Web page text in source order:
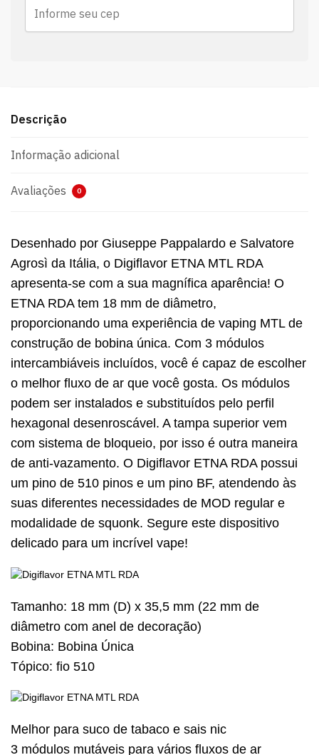
Descrição
Informação adicional
Avaliações 0
Desenhado por Giuseppe Pappalardo e Salvatore
Agrosì da Itália, o Digiflavor ETNA MTL RDA
apresenta-se com a sua magnífica aparência! O
ETNA RDA tem 18 mm de diâmetro,
proporcionando uma experiência de vaping MTL de
construção de bobina única. Com 3 módulos
intercambiáveis incluídos, você é capaz de escolher
o melhor fluxo de ar que você gosta. Os módulos
podem ser instalados e substituídos pelo perfil
hexagonal desenroscável. A tampa superior vem
com sistema de bloqueio, por isso é outra maneira
de anti-vazamento. O Digiflavor ETNA RDA possui
um pino de 510 pinos e um pino BF, atendendo às
suas diferentes necessidades de MOD regular e
modalidade de squonk. Segure este dispositivo
delicado para um incrível vape!
Tamanho: 18 mm (D) x 35,5 mm (22 mm de
diâmetro com anel de decoração)
Bobina: Bobina Única
Tópico: fio 510
Melhor para suco de tabaco e sais nic
3 módulos mutáveis para vários fluxos de ar